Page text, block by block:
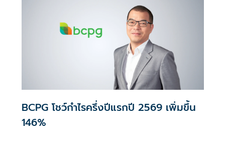
BCPG โชว์กำไรครึ่งปีแรกปี 2569 เพิ่มขึ้น
146%